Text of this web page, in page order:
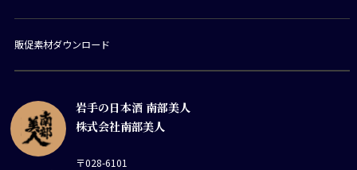
岩手の日本酒 南部美人
株式会社南部美人
〒028-6101
販促素材ダウンロード